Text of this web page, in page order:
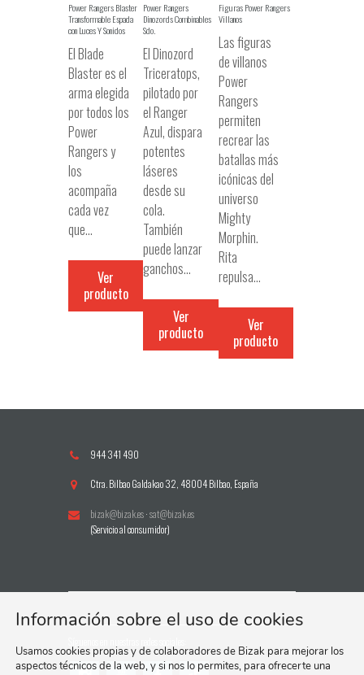
Power Rangers Blaster
Transformable Espada
con Luces Y Sonidos
El Blade
Blaster es el
arma elegida
por todos los
Power
Rangers y
los
acompaña
cada vez
que…
Ver
producto
Power Rangers
Dinozords Combinables
Sdo.
El Dinozord
Triceratops,
pilotado por
el Ranger
Azul, dispara
potentes
láseres
desde su
cola.
También
puede lanzar
ganchos…
Ver
producto
Figuras Power Rangers
Villanos
Las figuras
de villanos
Power
Rangers
permiten
recrear las
batallas más
icónicas del
universo
Mighty
Morphin.
Rita
repulsa…
Ver
producto
944 341 490
Ctra. Bilbao Galdakao 32, 48004 Bilbao, España
bizak@bizak.es·sat@bizak.es
(Servicio al consumidor)
Información sobre el uso de cookies
Usamos cookies propias y de colaboradores de Bizak para mejorar los
aspectos técnicos de la web, y si nos lo permites, para ofrecerte una